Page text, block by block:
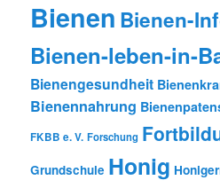
Bienen Bienen-
Bienen-leben-in-
Bienengesundheit
Bienennahrung
FKBB e. V. Forschung
Grundschule Honig